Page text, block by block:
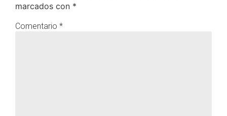
marcados con *
Comentario *